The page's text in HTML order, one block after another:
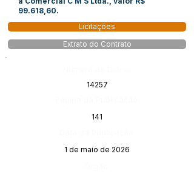
99.618,60.
Licitações
Extrato do Contrato
14257
141
1 de maio de 2026